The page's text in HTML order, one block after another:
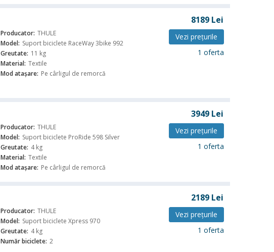
Producator: THULE
Model: Suport biciclete RaceWay 3bike 992
Greutate: 11 kg
Material: Textile
Mod atașare: Pe cârligul de remorcă
8189 Lei
Vezi preţurile
1 oferta
Producator: THULE
Model: Suport biciclete ProRide 598 Silver
Greutate: 4 kg
Material: Textile
Mod atașare: Pe cârligul de remorcă
3949 Lei
Vezi preţurile
1 oferta
Producator: THULE
Model: Suport biciclete Xpress 970
Greutate: 4 kg
Număr biciclete: 2
2189 Lei
Vezi preţurile
1 oferta